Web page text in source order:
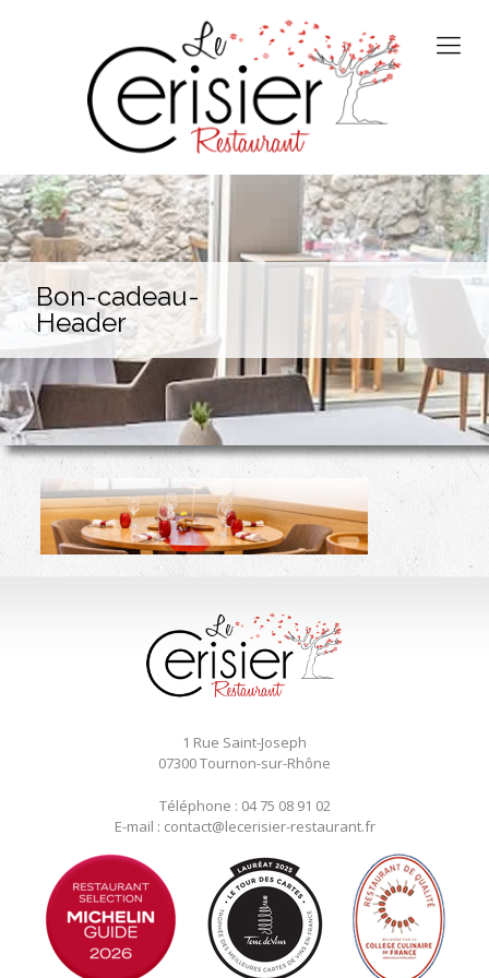
Bon-cadeau-
Header
1 Rue Saint-Joseph
07300 Tournon-sur-Rhône
Téléphone : 04 75 08 91 02
E-mail : contact@lecerisier-restaurant.fr